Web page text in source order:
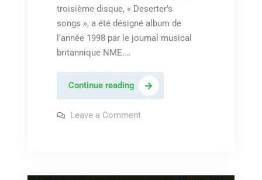
troisième disque, « Deserter’s
songs », a été désigné album de
l’année 1998 par le journal musical
britannique NME.…
Continue readingMercury
Rev
–
Leave a Commenton